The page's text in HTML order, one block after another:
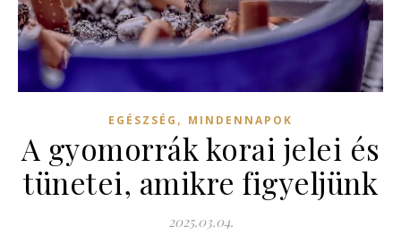
EGÉSZSÉG , MINDENNAPOK
A gyomorrák korai jelei és
tünetei, amikre figyeljünk
2025.03.04.